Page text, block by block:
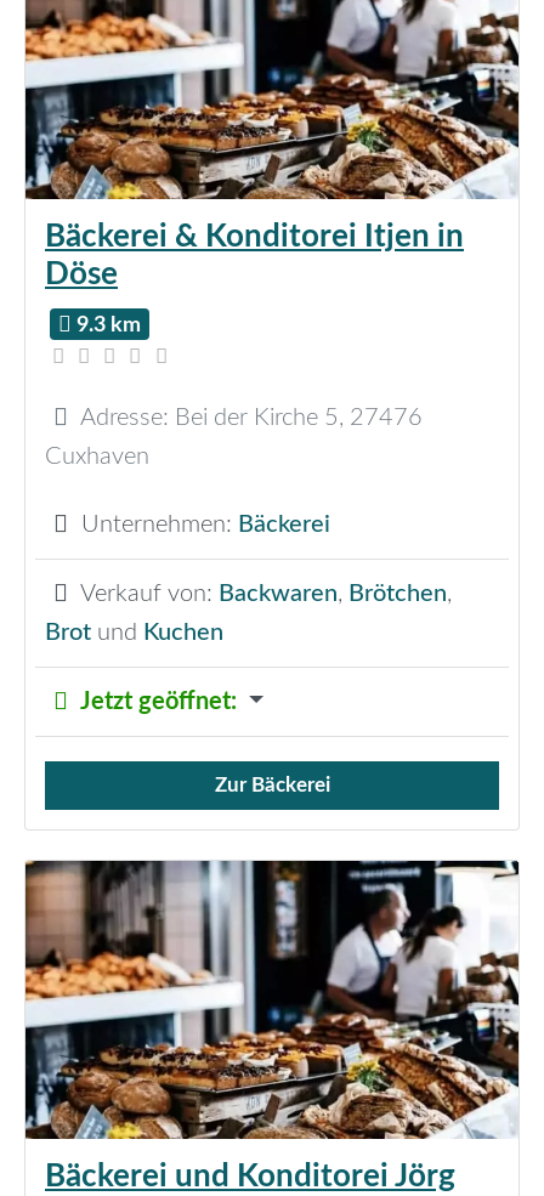
Bäckerei & Konditorei Itjen in
Döse
9.3 km
Adresse: Bei der Kirche 5, 27476
Cuxhaven
Unternehmen: Bäckerei
Verkauf von: Backwaren, Brötchen,
Brot und Kuchen
Jetzt geöffnet:
Verkauf von Brötchen,
Zur Bäckerei
Bäckerei und Konditorei Jörg